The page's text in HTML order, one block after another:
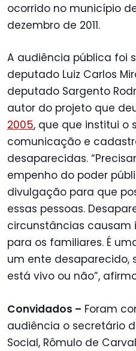
ocorrido no município
dezembro de 2011.
A audiência pública foi
deputado Luiz Carlos
deputado Sargento
autor do projeto que
2005, que que institui o
comunicação e
desaparecidas.
empenho do poder
divulgação para que
essas pessoas.
circunstâncias causam
para os familiares. É
um ente desaparecido,
está vivo ou não”,
Convidados – Foram
audiência o secretário
Social, Rômulo de